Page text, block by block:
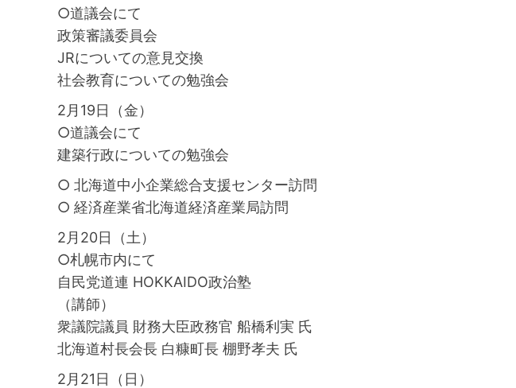
○道議会にて
政策審議委員会
JRについての意見交換
社会教育についての勉強会
2月19日（金）
○道議会にて
建築行政についての勉強会
○ 北海道中小企業総合支援センター訪問
○ 経済産業省北海道経済産業局訪問
2月20日（土）
○札幌市内にて
自民党道連 HOKKAIDO政治塾
（講師）
衆議院議員 財務大臣政務官 船橋利実 氏
北海道村長会長 白糠町長 棚野孝夫 氏
2月21日（日）